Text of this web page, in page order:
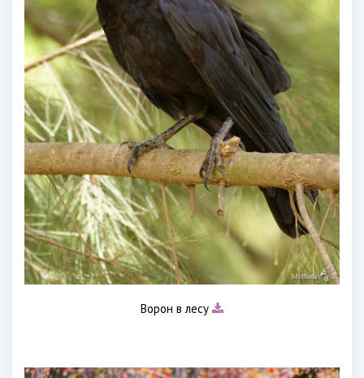
Ворон в лесу